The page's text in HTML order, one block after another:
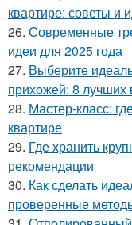
квартире: советы и
26. Современные
идеи для 2025 года
27. Выберите
прихожей: 8 лучших
28. Мастер-класс:
квартире
29. Где хранить
рекомендации
30. Как сделать
проверенные